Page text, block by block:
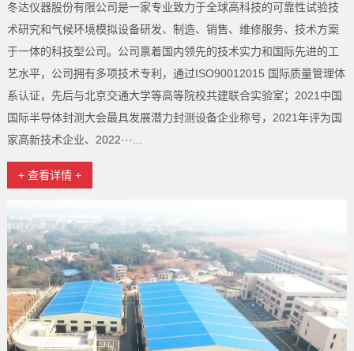
冬达仪器股份有限公司是一家专业致力于全球高科技的可靠性试验技
术研究和气候环境模拟设备研发、制造、销售、维修服务、技术方案
于一体的科技型公司。公司禀着国内领先的技术实力和国际先进的工
艺水平，公司拥有多项技术专利，通过ISO90012015 国际质量管理体
系认证，先后与北京交通大学等高等院校共建联合实验室；2021中国
国际半导体封测大会最具发展潜力封测设备企业称号，2021年评为国
家高新技术企业、2022···...
+ 查看详情 +